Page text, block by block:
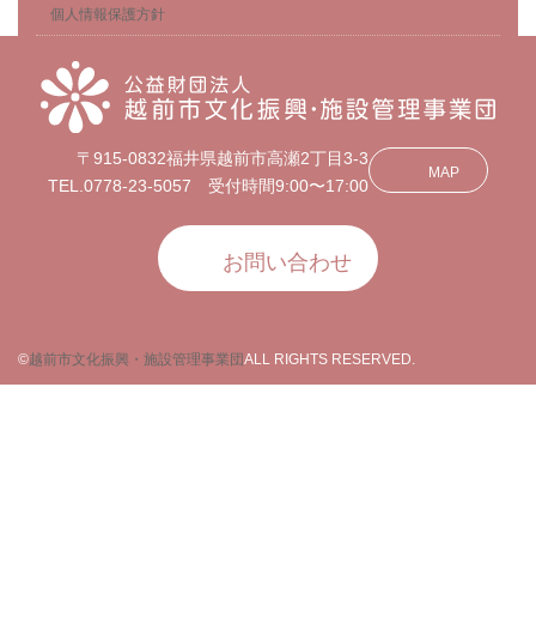
個人情報保護方針
〒915-0832福井県越前市高瀬2丁目3-3
TEL.0778-23-5057 受付時間9:00〜17:00
MAP
お問い合わせ
©越前市文化振興・施設管理事業団ALL RIGHTS RESERVED.